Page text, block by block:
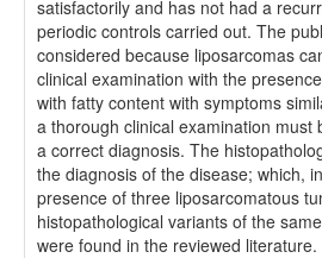
satisfactorily and has not had a
periodic controls carried out. The
considered because liposarcomas
clinical examination with the
with fatty content with symptoms
a thorough clinical examination must
a correct diagnosis. The
the diagnosis of the disease; which,
presence of three liposarcomatous
histopathological variants of the
were found in the reviewed literature.